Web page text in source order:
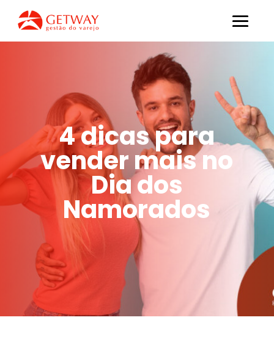
4 dicas para
vender mais no
Dia dos
Namorados